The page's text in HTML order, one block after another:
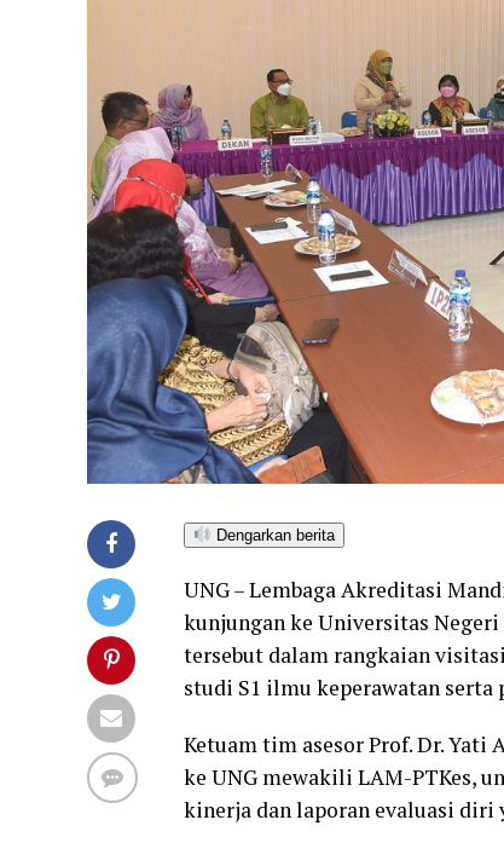
Dengarkan berita
UNG – Lembaga Akreditasi
kunjungan ke Universitas
tersebut dalam rangkaian
studi S1 ilmu keperawatan
Ketuam tim asesor Prof. Dr. Yati
ke UNG mewakili LAM-PTKes,
kinerja dan laporan evaluasi